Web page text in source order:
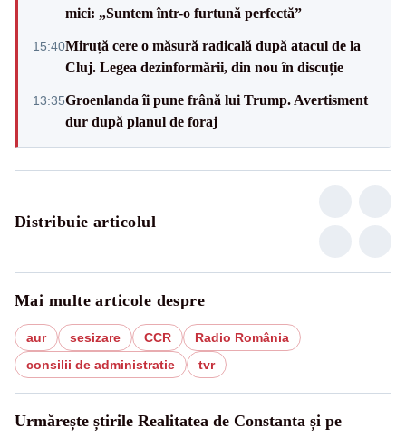
mici: „Suntem într-o furtună perfectă”
15:40Miruță cere o măsură radicală după atacul de la
Cluj. Legea dezinformării, din nou în discuție
13:35Groenlanda îi pune frână lui Trump. Avertisment
dur după planul de foraj
Distribuie articolul
Mai multe articole despre
aur sesizare CCR
Radio România
consilii de administratie
tvr
Urmărește știrile Realitatea de Constanta și pe